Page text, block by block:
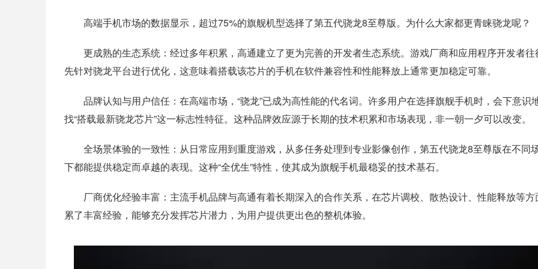
高端手机市场的数据显示，超过75%的旗舰机型选择了第五代骁龙8至尊版。为什么大家都更青睐骁龙呢？
更成熟的生态系统： 经过多年积累，高通建立了更为完善的开发者生态系统。游戏厂商和应用程序开发者往
先针对骁龙平台进行优化，这意味着搭载该芯片的手机在软件兼容性和性能释放上通常更加稳定可靠。
品牌认知与用户信任： 在高端市场，“骁龙”已成为高性能的代名词。许多用户在选择旗舰手机时，会下意识
找“搭载最新骁龙芯片”这一标志性特征。这种品牌效应源于长期的技术积累和市场表现，非一朝一夕可以改变。
全场景体验的一致性： 从日常应用到重度游戏，从多任务处理到专业影像创作，第五代骁龙8至尊版在不同
下都能提供稳定而卓越的表现。这种“全优生”特性，使其成为旗舰手机最稳妥的技术基石。
厂商优化经验丰富： 主流手机品牌与高通有着长期深入的合作关系，在芯片调校、散热设计、性能释放等方
累了丰富经验，能够充分发挥芯片潜力，为用户提供更出色的整机体验。